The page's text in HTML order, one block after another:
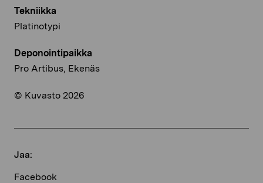
Tekniikka
Platinotypi
Deponointipaikka
Pro Artibus, Ekenäs
© Kuvasto 2026
Jaa:
Facebook